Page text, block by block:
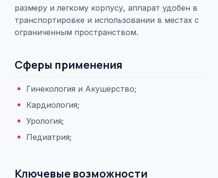
размеру и легкому корпусу, аппарат удобен в
транспортировке и использовании в местах с
ограниченным пространством.
Сферы применения
Гинекология и Акушерство;
Кардиология;
Урология;
Педиатрия;
Ключевые возможности